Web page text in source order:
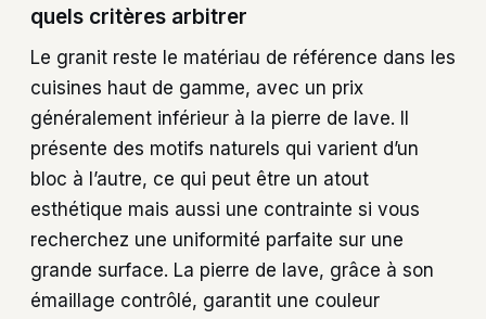
quels critères arbitrer
Le granit reste le matériau de référence dans les
cuisines haut de gamme, avec un prix
généralement inférieur à la pierre de lave. Il
présente des motifs naturels qui varient d’un
bloc à l’autre, ce qui peut être un atout
esthétique mais aussi une contrainte si vous
recherchez une uniformité parfaite sur une
grande surface. La pierre de lave, grâce à son
émaillage contrôlé, garantit une couleur